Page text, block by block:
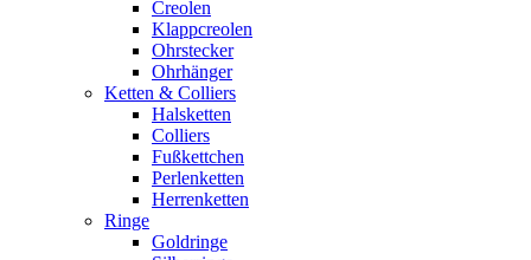
Creolen
Klappcreolen
Ohrstecker
Ohrhänger
Ketten & Colliers
Halsketten
Colliers
Fußkettchen
Perlenketten
Herrenketten
Ringe
Goldringe